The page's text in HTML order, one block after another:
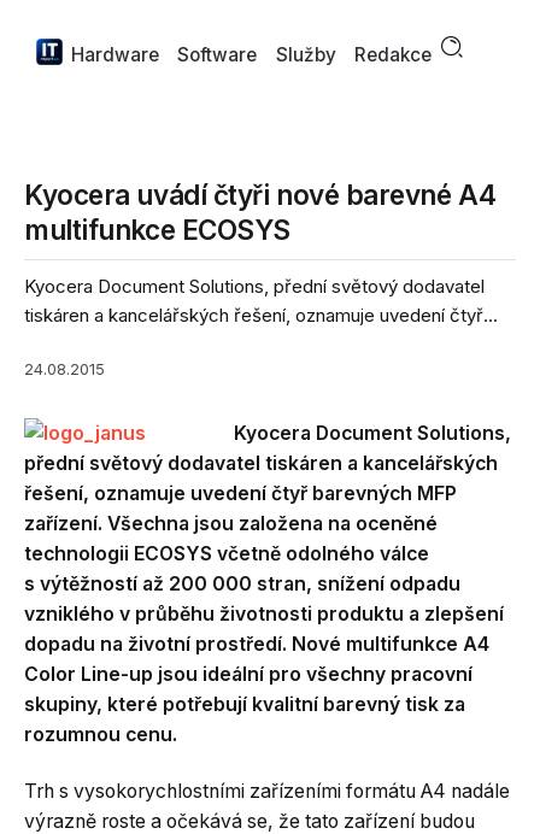
Hardware Software Služby Redakce
Kyocera uvádí čtyři nové barevné A4
multifunkce ECOSYS
Kyocera Document Solutions, přední světový dodavatel
tiskáren a kancelářských řešení, oznamuje uvedení čtyř...
24.08.2015
Kyocera Document Solutions,
přední světový dodavatel tiskáren a kancelářských
řešení, oznamuje uvedení čtyř barevných MFP
zařízení. Všechna jsou založena na oceněné
technologii ECOSYS včetně odolného válce
s výtěžností až 200 000 stran, snížení odpadu
vzniklého v průběhu životnosti produktu a zlepšení
dopadu na životní prostředí. Nové multifunkce A4
Color Line-up jsou ideální pro všechny pracovní
skupiny, které potřebují kvalitní barevný tisk za
rozumnou cenu.
Trh s vysokorychlostními zařízeními formátu A4 nadále
výrazně roste a očekává se, že tato zařízení budou